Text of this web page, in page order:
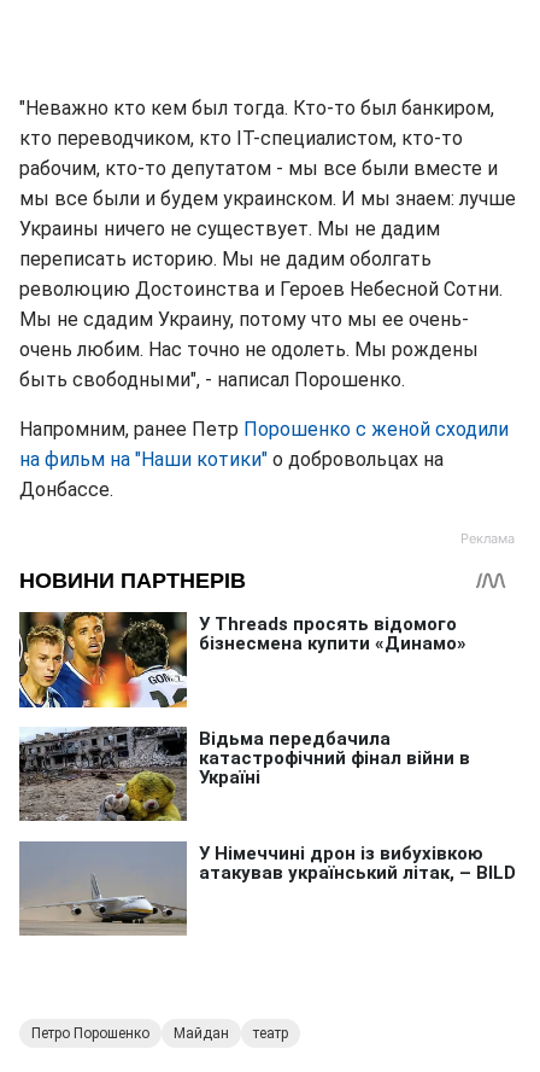
"Неважно кто кем был тогда. Кто-то был банкиром,
кто переводчиком, кто IT-специалистом, кто-то
рабочим, кто-то депутатом - мы все были вместе и
мы все были и будем украинском. И мы знаем: лучше
Украины ничего не существует. Мы не дадим
переписать историю. Мы не дадим оболгать
революцию Достоинства и Героев Небесной Сотни.
Мы не сдадим Украину, потому что мы ее очень-
очень любим. Нас точно не одолеть. Мы рождены
быть свободными", - написал Порошенко.
Напромним, ранее Петр Порошенко с женой сходили
на фильм на "Наши котики" о добровольцах на
Донбассе.
Петро Порошенко Майдан театр